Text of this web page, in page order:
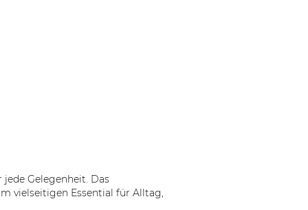
Gelegenheit. Das
vielseitigen Essential für Alltag,